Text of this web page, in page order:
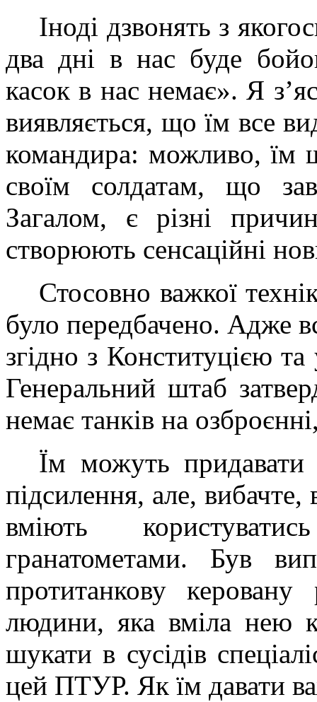
Іноді дзвонять з
два дні в нас буде
касок в нас немає». Я
виявляється, що їм все
командира: можливо, їм
своїм солдатам, що
Загалом, є різні
створюють сенсаційні
Стосовно важкої
було передбачено. Адже
згідно з Конституцією
Генеральний штаб
немає танків на
Їм можуть придавати
підсилення, але,
вміють
гранатометами. Був
протитанкову
людини, яка вміла нею
шукати в сусідів
цей ПТУР. Як їм давати